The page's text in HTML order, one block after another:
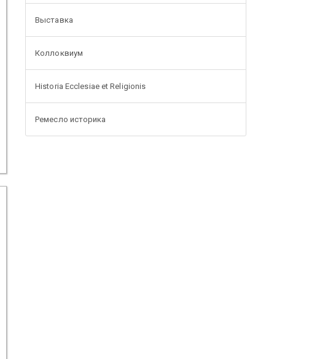
Выставка
Коллоквиум
Historia Ecclesiae et Religionis
Ремесло историка